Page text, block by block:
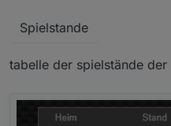
Spielstande
tabelle der spielstände